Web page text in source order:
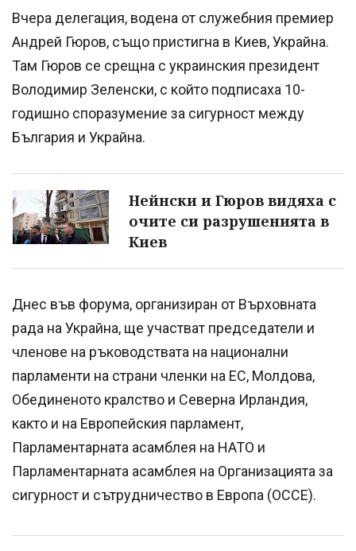
Вчера делегация, водена от служебния премиер
Андрей Гюров, също пристигна в Киев, Украйна.
Там Гюров се срещна с украинския президент
Володимир Зеленски, с който подписаха 10-
годишно споразумение за сигурност между
България и Украйна.
Нейнски и Гюров видяха с
очите си разрушенията в
Киев
Днес във форума, организиран от Върховната
рада на Украйна, ще участват председатели и
членове на ръководствата на национални
парламенти на страни членки на ЕС, Молдова,
Обединеното кралство и Северна Ирландия,
както и на Европейския парламент,
Парламентарната асамблея на НАТО и
Парламентарната асамблея на Организацията за
сигурност и сътрудничество в Европа (ОССЕ).